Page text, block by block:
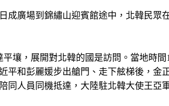
成廣場到錦繡山迎賓館途中，北韓民眾
壤，展開對北韓的國是訪問。當地時
平和彭麗媛步出艙門、走下舷梯後，金
同人員同機抵達，大陸駐北韓大使王亞